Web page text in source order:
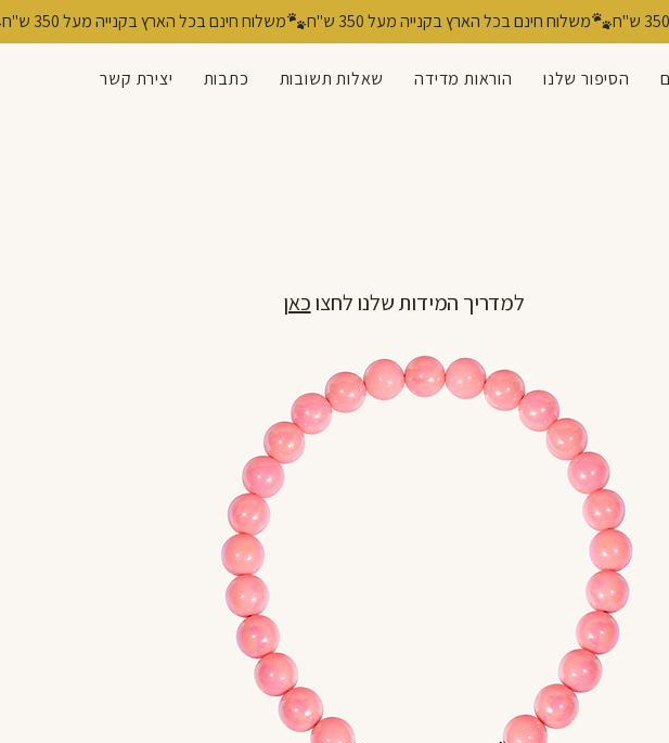
הסיפור שלנו הוראות מדידה שאלות תשובות כתבות יצירת קשר
למדריך המידות שלנו לחצוכאן